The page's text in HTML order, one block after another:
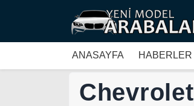
ANASAYFA HABERLER
Chevrolet